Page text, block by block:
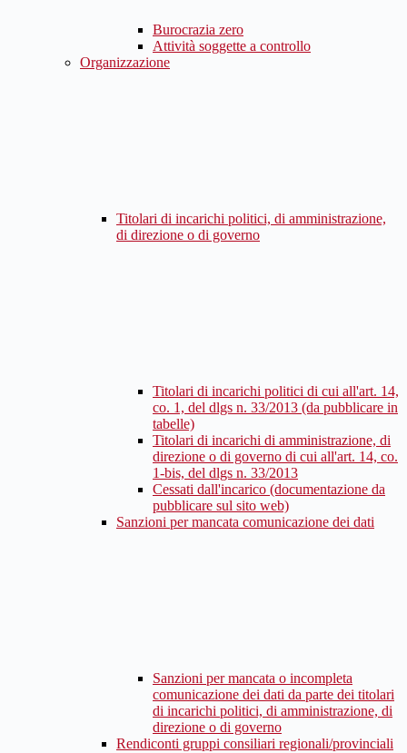
Burocrazia zero
Attività soggette a controllo
Organizzazione
Titolari di incarichi politici, di amministrazione,
di direzione o di governo
Titolari di incarichi politici di cui all'art. 14,
co. 1, del dlgs n. 33/2013 (da pubblicare in
tabelle)
Titolari di incarichi di amministrazione, di
direzione o di governo di cui all'art. 14, co.
1-bis, del dlgs n. 33/2013
Cessati dall'incarico (documentazione da
pubblicare sul sito web)
Sanzioni per mancata comunicazione dei dati
Sanzioni per mancata o incompleta
comunicazione dei dati da parte dei titolari
di incarichi politici, di amministrazione, di
direzione o di governo
Rendiconti gruppi consiliari regionali/provinciali